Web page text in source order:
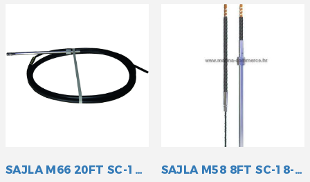
SAJLA M66 20FT SC-16-020 SAJLA M58 8FT SC-18-008